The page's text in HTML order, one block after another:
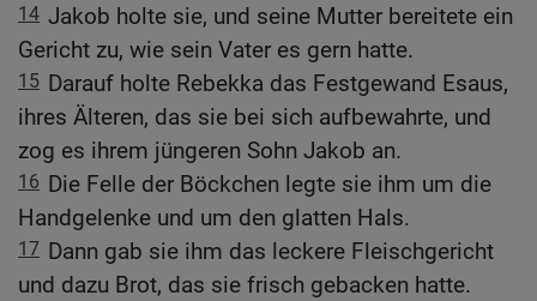
14 Jakob holte sie, und seine Mutter bereitete ein
Gericht zu, wie sein Vater es gern hatte.
15 Darauf holte Rebekka das Festgewand Esaus,
ihres Älteren, das sie bei sich aufbewahrte, und
zog es ihrem jüngeren Sohn Jakob an.
16 Die Felle der Böckchen legte sie ihm um die
Handgelenke und um den glatten Hals.
17 Dann gab sie ihm das leckere Fleischgericht
und dazu Brot, das sie frisch gebacken hatte.